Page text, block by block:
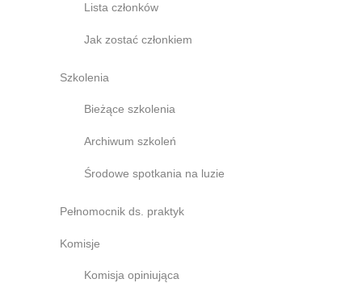
Lista członków
Jak zostać członkiem
Szkolenia
Bieżące szkolenia
Archiwum szkoleń
Środowe spotkania na luzie
Pełnomocnik ds. praktyk
Komisje
Komisja opiniująca